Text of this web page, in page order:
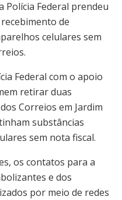
Polícia Federal prendeu
de
celulares sem
Federal com o apoio
retirar duas
Correios em Jardim
substâncias
sem nota fiscal.
os contatos para a
e dos
por meio de redes